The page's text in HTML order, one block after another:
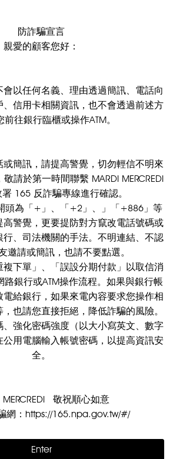
防詐騙宣言
親愛的顧客您好：
會以任何名義、理由透過簡訊、電話向
信用卡相關資訊，也不會透過前述方
前往銀行臨櫃或操作ATM。
簡訊，請提高警覺，切勿輕信不明來
請於第一時間聯繫 MARDI MERCREDI
165 反詐騙專線進行確認。
頭為「+」、「+2」、」「+886」等
警覺，更要提防對方竄改電話號碼或
、司法機關的手法。不明連結、不認
邀請或簡訊，也請不要點選。
下單」、「誤設分期付款」以取信消
路銀行或ATM操作流程。如果與銀行帳
給銀行，如果來電內容要求您操作相
也請您直接拒絕，降低詐騙的風險。
強化密碼強度（以大小寫英文、數字
用電腦輸入帳號密碼，以提高資訊安
全。
MERCREDI 敬祝順心如意
網：https://165.npa.gov.tw/#/
Enter